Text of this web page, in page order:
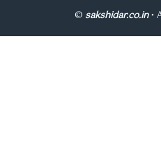
© sakshidar.co.in•